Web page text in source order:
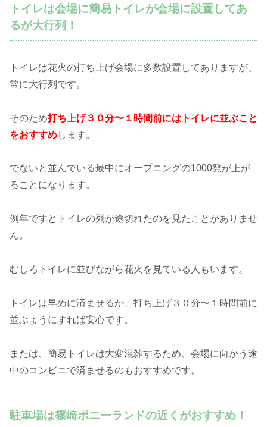
トイレは会場に簡易トイレが会場に設置してあ
るが大行列！
トイレは花火の打ち上げ会場に多数設置してありますが、
常に大行列です。
そのため打ち上げ３０分〜１時間前にはトイレに並ぶこと
をおすすめします。
でないと並んでいる最中にオープニングの1000発が上が
ることになります。
例年ですとトイレの列が途切れたのを見たことがありませ
ん。
むしろトイレに並びながら花火を見ている人もいます。
トイレは早めに済ませるか、打ち上げ３０分〜１時間前に
並ぶようにすれば安心です。
または、簡易トイレは大変混雑するため、会場に向かう途
中のコンビニで済ませるのもおすすめです。
駐車場は篠崎ポニーランドの近くがおすすめ！